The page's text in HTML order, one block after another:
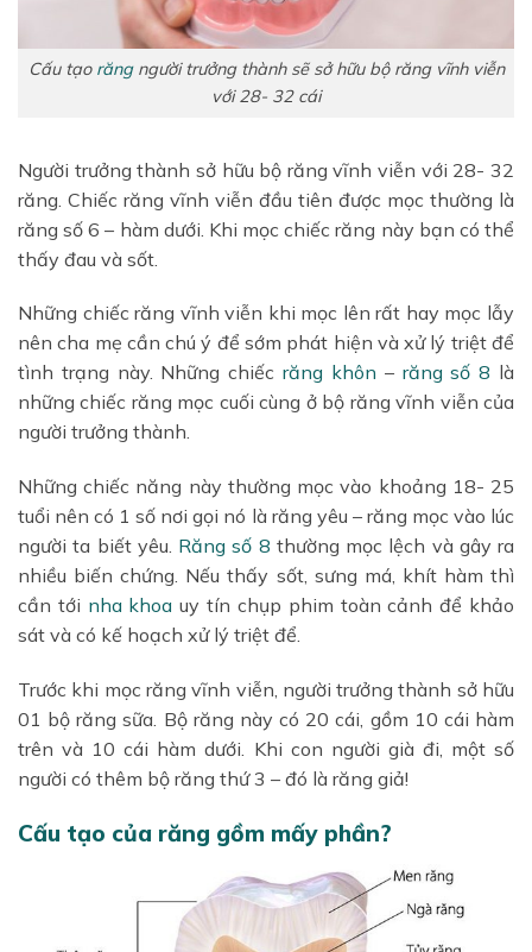
Cấu tạo răngngười trưởng thành sẽ sở hữu bộ răng vĩnh viễn
với 28- 32 cái
Người trưởng thành sở hữu bộ răng vĩnh viễn với 28- 32
răng. Chiếc răng vĩnh viễn đầu tiên được mọc thường là
răng số 6 – hàm dưới. Khi mọc chiếc răng này bạn có thể
thấy đau và sốt.
Những chiếc răng vĩnh viễn khi mọc lên rất hay mọc lẫy
nên cha mẹ cần chú ý để sớm phát hiện và xử lý triệt để
tình trạng này. Những chiếcrăng khôn – răng số 8 là
những chiếc răng mọc cuối cùng ở bộ răng vĩnh viễn của
người trưởng thành.
Những chiếc năng này thường mọc vào khoảng 18- 25
tuổi nên có 1 số nơi gọi nó là răng yêu – răng mọc vào lúc
người ta biết yêu. Răng số 8 thường mọc lệch và gây ra
nhiều biến chứng. Nếu thấy sốt, sưng má, khít hàm thì
cần tới nha khoa uy tín chụp phim toàn cảnh để khảo
sát và có kế hoạch xử lý triệt để.
Trước khi mọc răng vĩnh viễn, người trưởng thành sở hữu
01 bộ răng sữa. Bộ răng này có 20 cái, gồm 10 cái hàm
trên và 10 cái hàm dưới. Khi con người già đi, một số
người có thêm bộ răng thứ 3 – đó là răng giả!
Cấu tạo của răng gồm mấy phần?